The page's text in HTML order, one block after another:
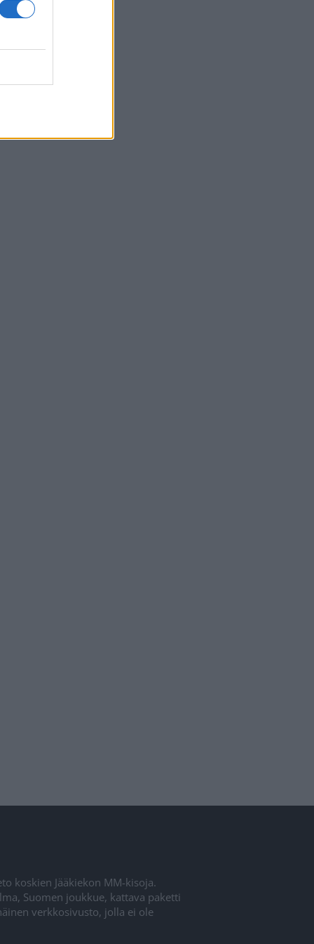
koskien Jääkiekon MM-kisoja.
Suomen joukkue, kattava paketti
verkkosivusto, jolla ei ole